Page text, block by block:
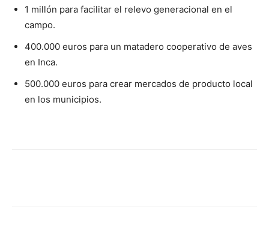
1 millón para facilitar el relevo generacional en el
campo.
400.000 euros para un matadero cooperativo de aves
en Inca.
500.000 euros para crear mercados de producto local
en los municipios.